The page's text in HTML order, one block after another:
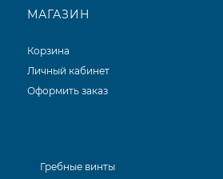
МАГАЗИН
Корзина
Личный кабинет
Оформить заказ
Гребные винты